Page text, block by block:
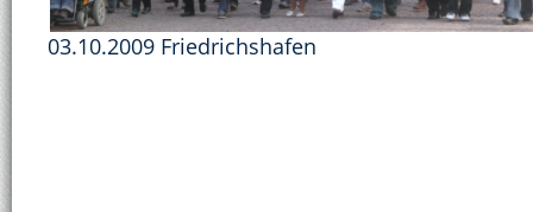
03.10.2009 Friedrichshafen